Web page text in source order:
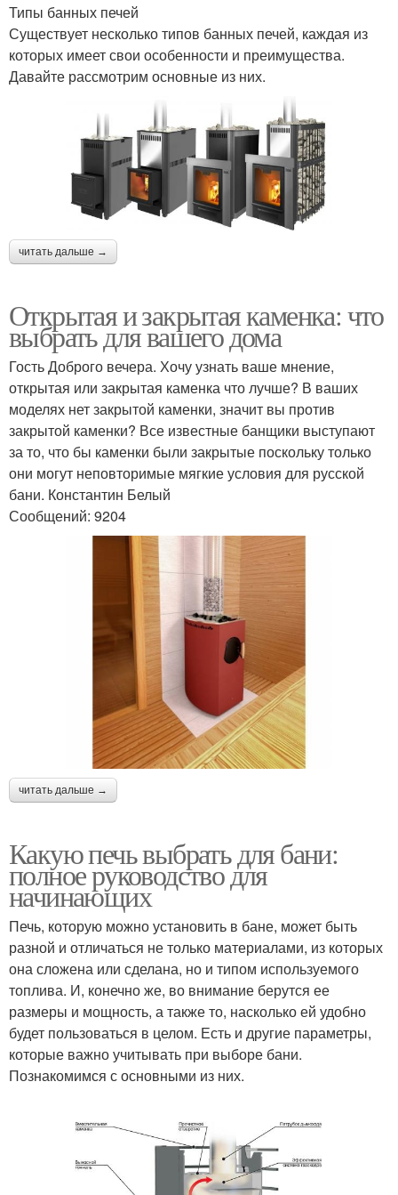
Типы банных печей
Существует несколько типов банных печей, каждая из
которых имеет свои особенности и преимущества.
Давайте рассмотрим основные из них.
читать дальше →
Открытая и закрытая каменка: что
выбрать для вашего дома
Гость Доброго вечера. Хочу узнать ваше мнение,
открытая или закрытая каменка что лучше? В ваших
моделях нет закрытой каменки, значит вы против
закрытой каменки? Все известные банщики выступают
за то, что бы каменки были закрытые поскольку только
они могут неповторимые мягкие условия для русской
бани. Константин Белый
Сообщений: 9204
читать дальше →
Какую печь выбрать для бани:
полное руководство для
начинающих
Печь, которую можно установить в бане, может быть
разной и отличаться не только материалами, из которых
она сложена или сделана, но и типом используемого
топлива. И, конечно же, во внимание берутся ее
размеры и мощность, а также то, насколько ей удобно
будет пользоваться в целом. Есть и другие параметры,
которые важно учитывать при выборе бани.
Познакомимся с основными из них.